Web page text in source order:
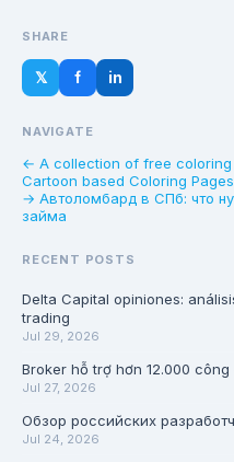
SHARE
𝕏 f in
NAVIGATE
← A collection of free
Cartoon based Coloring Pages
→ Автоломбард в СПб: что
займа
RECENT POSTS
Delta Capital opiniones:
trading
Jul 29, 2026
Broker hỗ trợ hơn 12.000
Jul 27, 2026
Обзор российских
Jul 24, 2026